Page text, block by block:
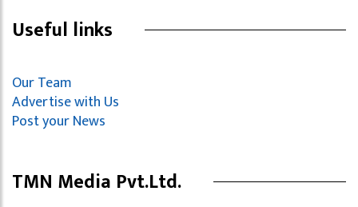
Useful links
Our Team
Advertise with Us
Post your News
TMN Media Pvt.Ltd.